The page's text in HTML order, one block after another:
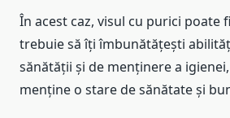
În acest caz, visul cu purici poate
trebuie să îți îmbunătățești
sănătății și de menținere a
menține o stare de sănătate și